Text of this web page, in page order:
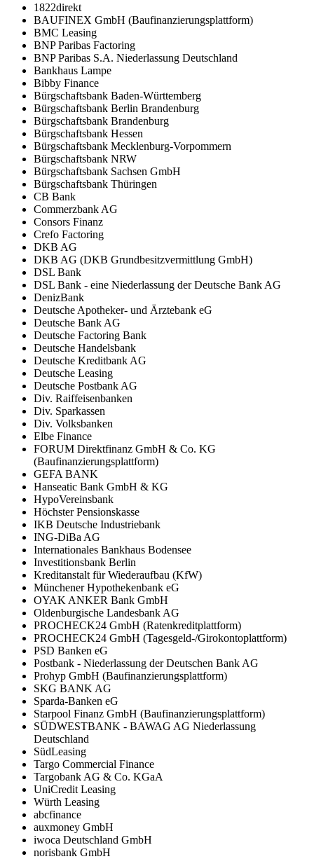
1822direkt
BAUFINEX GmbH (Baufinanzierungsplattform)
BMC Leasing
BNP Paribas Factoring
BNP Paribas S.A. Niederlassung Deutschland
Bankhaus Lampe
Bibby Finance
Bürgschaftsbank Baden-Württemberg
Bürgschaftsbank Berlin Brandenburg
Bürgschaftsbank Brandenburg
Bürgschaftsbank Hessen
Bürgschaftsbank Mecklenburg-Vorpommern
Bürgschaftsbank NRW
Bürgschaftsbank Sachsen GmbH
Bürgschaftsbank Thüringen
CB Bank
Commerzbank AG
Consors Finanz
Crefo Factoring
DKB AG
DKB AG (DKB Grundbesitzvermittlung GmbH)
DSL Bank
DSL Bank - eine Niederlassung der Deutsche Bank AG
DenizBank
Deutsche Apotheker- und Ärztebank eG
Deutsche Bank AG
Deutsche Factoring Bank
Deutsche Handelsbank
Deutsche Kreditbank AG
Deutsche Leasing
Deutsche Postbank AG
Div. Raiffeisenbanken
Div. Sparkassen
Div. Volksbanken
Elbe Finance
FORUM Direktfinanz GmbH & Co. KG
(Baufinanzierungsplattform)
GEFA BANK
Hanseatic Bank GmbH & KG
HypoVereinsbank
Höchster Pensionskasse
IKB Deutsche Industriebank
ING-DiBa AG
Internationales Bankhaus Bodensee
Investitionsbank Berlin
Kreditanstalt für Wiederaufbau (KfW)
Münchener Hypothekenbank eG
OYAK ANKER Bank GmbH
Oldenburgische Landesbank AG
PROCHECK24 GmbH (Ratenkreditplattform)
PROCHECK24 GmbH (Tagesgeld-/Girokontoplattform)
PSD Banken eG
Postbank - Niederlassung der Deutschen Bank AG
Prohyp GmbH (Baufinanzierungsplattform)
SKG BANK AG
Sparda-Banken eG
Starpool Finanz GmbH (Baufinanzierungsplattform)
SÜDWESTBANK - BAWAG AG Niederlassung
Deutschland
SüdLeasing
Targo Commercial Finance
Targobank AG & Co. KGaA
UniCredit Leasing
Würth Leasing
abcfinance
auxmoney GmbH
iwoca Deutschland GmbH
norisbank GmbH